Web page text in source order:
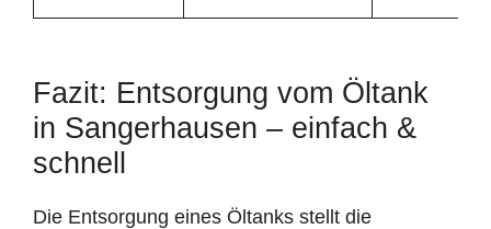
Fazit: Entsorgung vom Öltank
in Sangerhausen – einfach &
schnell
Die Entsorgung eines Öltanks stellt die